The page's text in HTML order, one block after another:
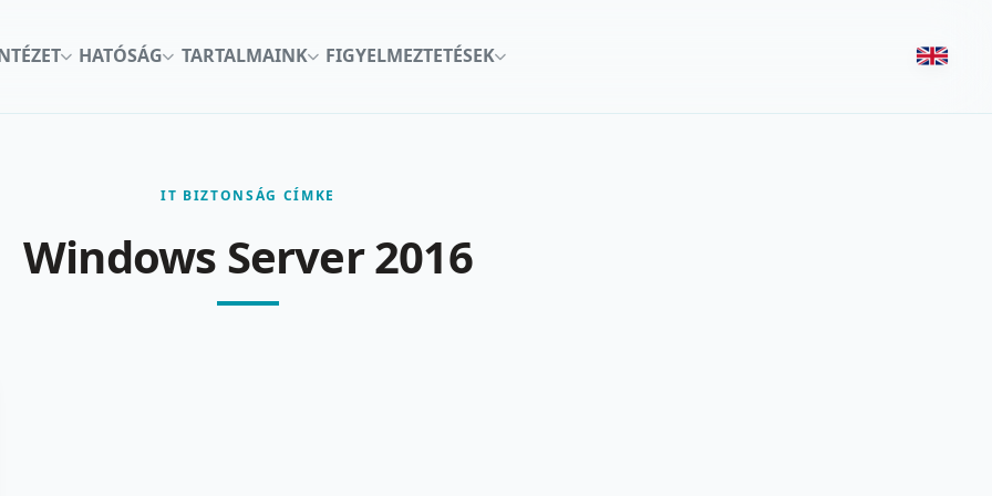
HATÓSÁG TARTALMAINK FIGYELMEZTETÉSEK
IT BIZTONSÁG CÍMKE
Windows Server 2016